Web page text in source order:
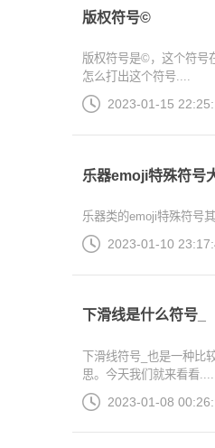
版权符号©
版权符号是©，这个符号
怎么打出这个符号....
2023-01-15
乐器emoji特殊符号
乐器类的emoji特殊符号
2023-01-10
下滑线是什么符号_
下滑线符号_也是一种比
思。今天我们就来看看....
2023-01-08